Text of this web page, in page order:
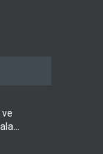
ve